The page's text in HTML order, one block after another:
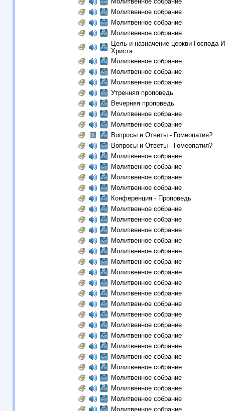
Молитвенное собрание
Молитвенное собрание
Молитвенное собрание
Цель и назначение церкви Господа
Христа.
Молитвенное собрание
Молитвенное собрание
Молитвенное собрание
Утренняя проповедь
Вечерняя проповедь
Молитвенное собрание
Молитвенное собрание
Вопросы и Ответы - Гомеопатия?
Вопросы и Ответы - Гомеопатия?
Молитвенное собрание
Молитвенное собрание
Молитвенное собрание
Молитвенное собрание
Конференция - Проповедь
Молитвенное собрание
Молитвенное собрание
Молитвенное собрание
Молитвенное собрание
Молитвенное собрание
Молитвенное собрание
Молитвенное собрание
Молитвенное собрание
Молитвенное собрание
Молитвенное собрание
Молитвенное собрание
Молитвенное собрание
Молитвенное собрание
Молитвенное собрание
Молитвенное собрание
Молитвенное собрание
Молитвенное собрание
Молитвенное собрание
Молитвенное собрание
Молитвенное собрание